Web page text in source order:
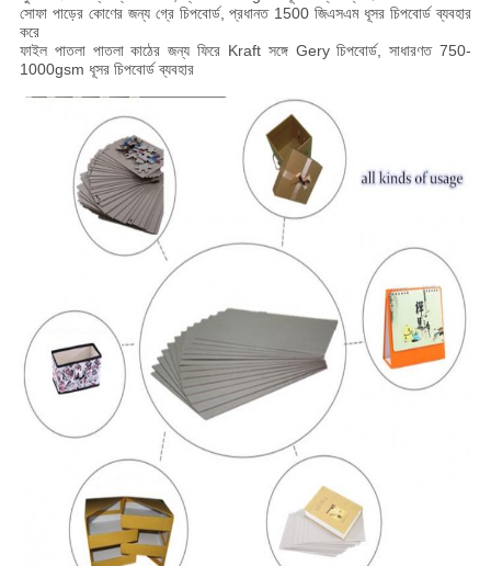
সোফা পাড়ের কোণের জন্য গ্রে চিপবোর্ড, প্রধানত 1500 জিএসএম ধূসর চিপবোর্ড ব্যবহার
করে
ফাইল পাতলা পাতলা কাঠের জন্য ফিরে Kraft সঙ্গে Gery চিপবোর্ড, সাধারণত 750-
1000gsm ধূসর চিপবোর্ড ব্যবহার